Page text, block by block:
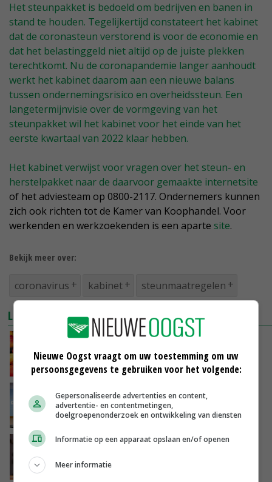
Het steunpakket is bedoeld om bedrijven en banen in
stand te houden. Tegelijkertijd constateert het kabinet
dat de coronasteun verstorend is voor de economie en
dat het belastinggeld niet altijd op de juiste plekken
terechtkomt. Nu de coronapandemie langer aanhoudt
werkt het kabinet daarom aan een nieuwe balans
tussen ondernemingsrisico en overheidssteun. Een
langetermijnvisie over de vormgeving van het
steunpakket wil het kabinet voor het einde van het
eerste kwartaal van 2022 klaar hebben.
Het kabinet verwijst voor vragen over het steun- en
herstelpakket naar de daarvoor gemaakte internetsite
of het adviesteam op 0800-2117. Ondernemers kunnen
zich ook richten tot de Kamer van Koophandel. Voor
werkenden en werkzoekenden is een aparte site.
Bekijk meer over:
coronavirus kabinet steunmaatregelen
LEES OOK
Vakbeurs Fruit Logistica verplaatst naar april
2022
27-11-2021
Kabinet kondigt nieuw coronasteunpakket
voor ondernemers aan
26-11-2021
Kabinet heropent TVL-regeling met budget
16-11-2021
Nieuwe Oogst vraagt om uw toestemming om uw
persoonsgegevens te gebruiken voor het volgende:
Gepersonaliseerde advertenties en content,
advertentie- en contentmetingen,
doelgroepenonderzoek en ontwikkeling van diensten
Informatie op een apparaat opslaan en/of openen
Meer informatie